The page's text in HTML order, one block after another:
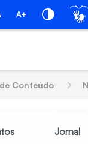
A+
Conteúdo
Jornal